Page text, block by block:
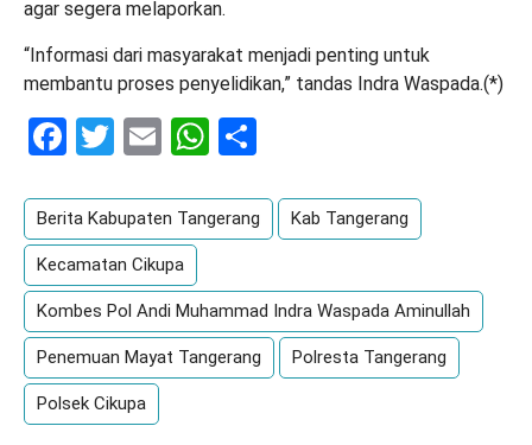
agar segera melaporkan.
“Informasi dari masyarakat menjadi penting untuk
membantu proses penyelidikan,” tandas Indra Waspada.(*)
Facebook
Twitter
EmailWhatsApp
Berita Kabupaten Tangerang Kab Tangerang
Kecamatan Cikupa
Kombes Pol Andi Muhammad Indra Waspada Aminullah
Penemuan Mayat Tangerang Polresta Tangerang
Polsek Cikupa